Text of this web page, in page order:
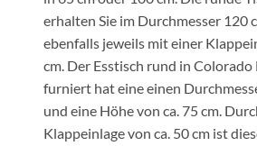
erhalten Sie im Durchmesser 120
ebenfalls jeweils mit einer
cm. Der Esstisch rund in
furniert hat eine einen
und eine Höhe von ca. 75 cm.
Klappeinlage von ca. 50 cm ist